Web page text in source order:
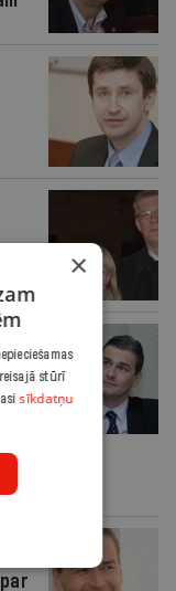
×
stūrī
sīkdatņu